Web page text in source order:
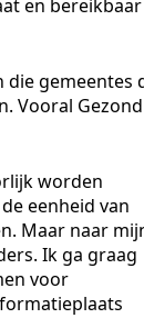
en bereikbaar
die gemeentes
Vooral Gezond
worden
eenheid van
Maar naar
Ik ga graag
voor